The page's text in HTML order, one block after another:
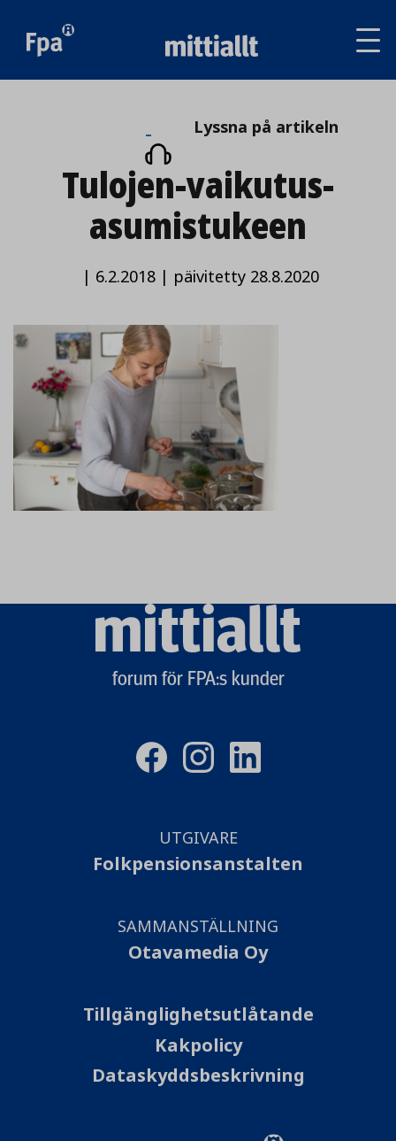
Lyssna
på
artikeln
Lyssna på artikeln
Tulojen-vaikutus-
asumistukeen
| 6.2.2018| päivitetty 28.8.2020
Mittiallt
forum för FPA:s kunder
UTGIVARE
Folkpensionsanstalten
SAMMANSTÄLLNING
Otavamedia Oy
Tillgänglighetsutlåtande
Kakpolicy
Dataskyddsbeskrivning